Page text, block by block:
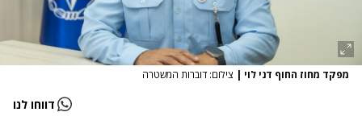
מפקד מחוז החוף דני לוי | צילום: דוברות המשטרה
דווחו לנו